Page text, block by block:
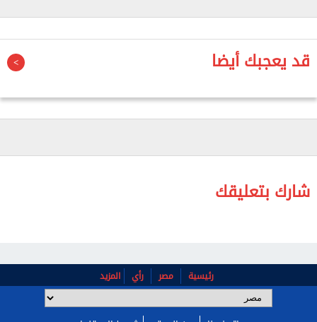
في العام المالي المقبل.
ولفت إلى أنه تقرر أن يتم تعيين هذا العدد الإجمالي
"الـ72 ألفًا" دفعة واحدة، مؤكدا أن الإجراءات تستغرق
وشدد على أنه لا توجد مشكلة في تدبير الرواتب الخاصة
بالمسابقات والامتحانات لتعيين أكبر حجم من العدد
المستهدف.
قد يعجبك أيضا
شارك بتعليقك
رئيسية مصر رأي المزيد